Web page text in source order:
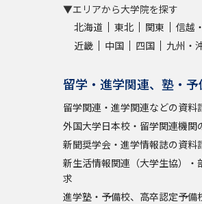
▼エリアから大学院を探す
北海道
東北 関東 信越
近畿
中国 四国 九州・
留学・進学関連、塾・
留学関連・進学関連などの資料
外国大学日本校・留学関連機関
新聞奨学会・進学情報誌の資料
新生活情報関連（大学生協）
求
進学塾・予備校、高卒認定予備